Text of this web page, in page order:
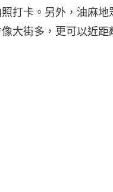
打卡。另外，油麻
大街多，更可以近距